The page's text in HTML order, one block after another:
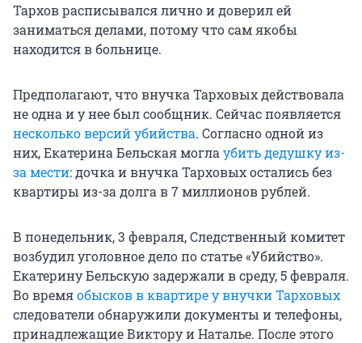
Тархов расписывался лично и доверил ей
заниматься делами, потому что сам якобы
находится в больнице.
Предполагают, что внучка Тарховых действовала
не одна и у нее был сообщник. Сейчас появляется
несколько версий убийства. Согласно одной из
них, Екатерина Бельская могла убить дедушку из-
за мести: дочка и внучка Тарховых остались без
квартиры из-за долга в 7 миллионов рублей.
В понедельник, 3 февраля, Следственный комитет
возбудил уголовное дело по статье «Убийство».
Екатерину Бельскую задержали в среду, 5 февраля.
Во времяобысков в квартире у внучки Тарховых
следователи обнаружили документы и телефоны,
принадлежащие Виктору и Наталье. После этого